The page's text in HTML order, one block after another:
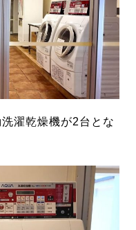
濯乾燥機が2台とな